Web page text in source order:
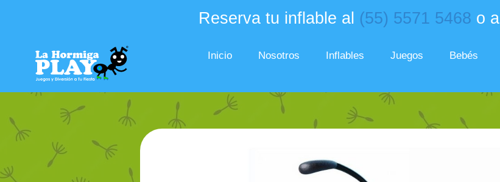
Reserva tu inflable al (55) 5571 5468 o al
Inicio Nosotros Inflables Juegos Bebés